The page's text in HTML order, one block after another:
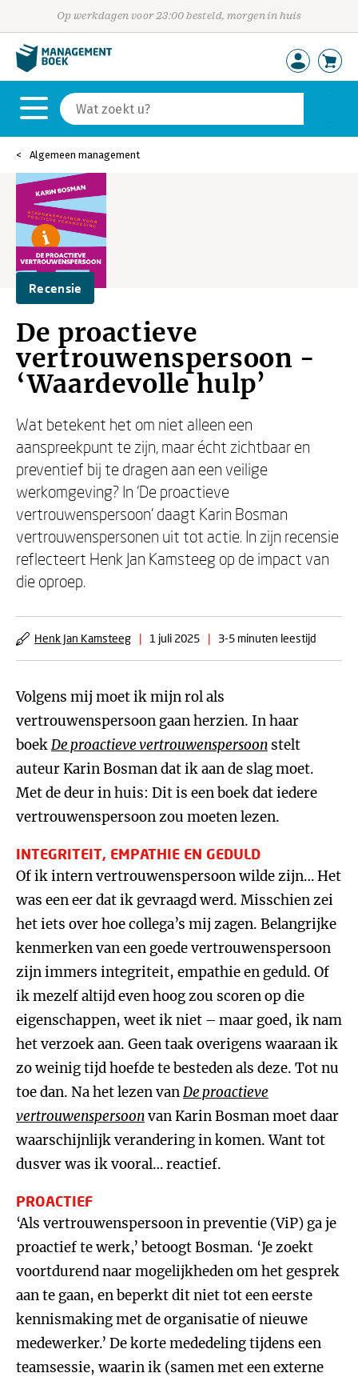
Op werkdagen voor 23:00 besteld, morgen in huis
Algemeen management
Recensie
De proactieve
vertrouwenspersoon -
‘Waardevolle hulp’
Wat betekent het om niet alleen een
aanspreekpunt te zijn, maar écht zichtbaar en
preventief bij te dragen aan een veilige
werkomgeving? In ‘De proactieve
vertrouwenspersoon’ daagt Karin Bosman
vertrouwenspersonen uit tot actie. In zijn recensie
reflecteert Henk Jan Kamsteeg op de impact van
die oproep.
Henk Jan Kamsteeg | 1 juli 2025 | 3-5 minuten leestijd
Volgens mij moet ik mijn rol als
vertrouwenspersoon gaan herzien. In haar
boekDe proactieve vertrouwenspersoon stelt
auteur Karin Bosman dat ik aan de slag moet.
Met de deur in huis: Dit is een boek dat iedere
vertrouwenspersoon zou moeten lezen.
INTEGRITEIT, EMPATHIE EN GEDULD
Of ik intern vertrouwenspersoon wilde zijn… Het
was een eer dat ik gevraagd werd. Misschien zei
het iets over hoe collega’s mij zagen. Belangrijke
kenmerken van een goede vertrouwenspersoon
zijn immers integriteit, empathie en geduld. Of
ik mezelf altijd even hoog zou scoren op die
eigenschappen, weet ik niet – maar goed, ik nam
het verzoek aan. Geen taak overigens waaraan ik
zo weinig tijd hoefde te besteden als deze. Tot nu
toe dan. Na het lezen vanDe proactieve
vertrouwenspersoonvan Karin Bosman moet daar
waarschijnlijk verandering in komen. Want tot
dusver was ik vooral… reactief.
PROACTIEF
‘Als vertrouwenspersoon in preventie (ViP) ga je
proactief te werk,’ betoogt Bosman. ‘Je zoekt
voortdurend naar mogelijkheden om het gesprek
aan te gaan, en beperkt dit niet tot een eerste
kennismaking met de organisatie of nieuwe
medewerker.’ De korte mededeling tijdens een
teamsessie, waarin ik (samen met een externe